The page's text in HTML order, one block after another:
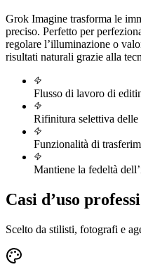
Grok Imagine trasforma le
preciso. Perfetto per
regolare l’illuminazione o
risultati naturali grazie alla
Flusso di lavoro di
Rifinitura selettiva delle
Funzionalità di
Mantiene la fedeltà
Casi d’uso
Scelto da stilisti, fotografi e